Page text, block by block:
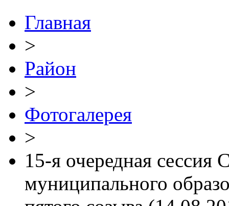
Главная
>
Район
>
Фотогалерея
>
15-я очередная сессия
муниципального